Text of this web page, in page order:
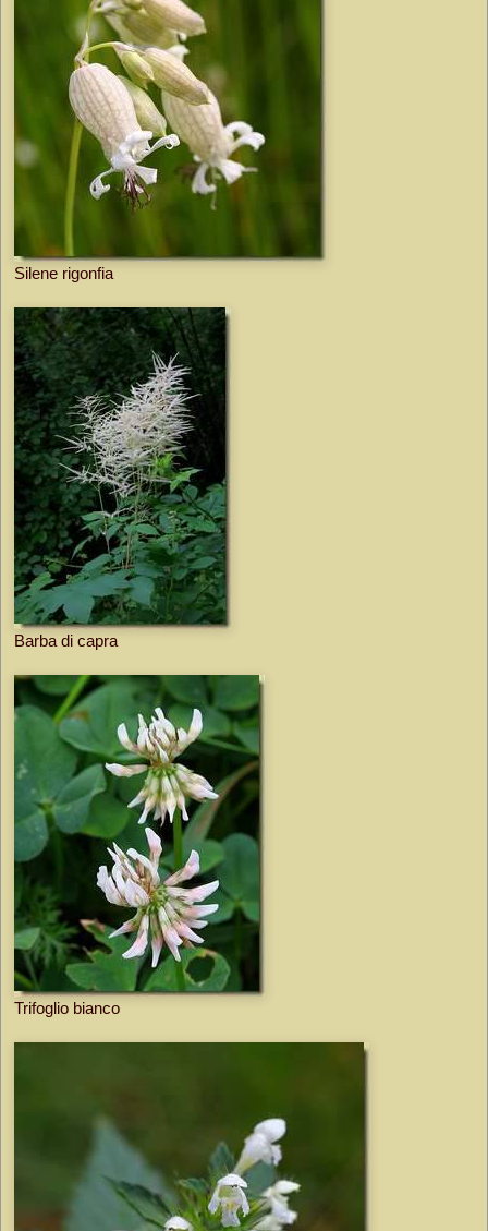
Silene rigonfia
Barba di capra
Trifoglio bianco